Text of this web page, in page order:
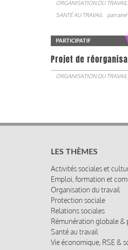
ORGANISATION DU TRAVAIL
SANTÉ AU TRAVAIL
PARTICIPATIF
Projet de
ORGANISATION DU TRAVAIL
LES THÈMES
Activités sociales et
Emploi, formation et
Organisation du travail
Protection sociale
Relations sociales
Rémunération globale &
Santé au travail
Vie économique, RSE &